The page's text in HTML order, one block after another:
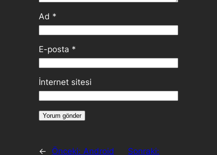
Ad *
E-posta *
İnternet sitesi
← Önceki: Android
Sonraki: